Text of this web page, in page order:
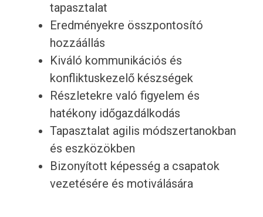
tapasztalat
Eredményekre összpontosító
hozzáállás
Kiváló kommunikációs és
konfliktuskezelő készségek
Részletekre való figyelem és
hatékony időgazdálkodás
Tapasztalat agilis módszertanokban
és eszközökben
Bizonyított képesség a csapatok
vezetésére és motiválására